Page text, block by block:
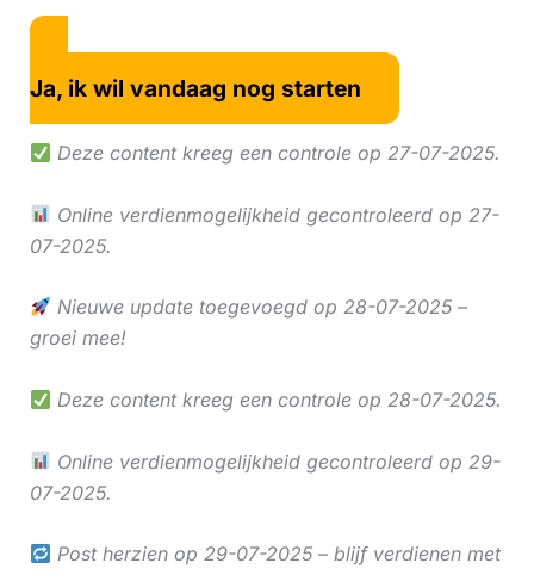
Ja, ik wil vandaag nog starten
Deze content kreeg een controle op 27-07-2025.
Online verdienmogelijkheid gecontroleerd op 27-
07-2025.
Nieuwe update toegevoegd op 28-07-2025 –
groei mee!
Deze content kreeg een controle op 28-07-2025.
Online verdienmogelijkheid gecontroleerd op 29-
07-2025.
Post herzien op 29-07-2025 – blijf verdienen met